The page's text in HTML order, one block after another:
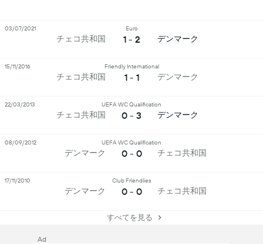
チェコ共和国
Euro
1 - 2 デンマーク
03/07/2021
チェコ共和国
Friendly International
1 - 1 デンマーク
15/11/2016
チェコ共和国
UEFA WC Qualification
0 - 3 デンマーク
22/03/2013
デンマーク
UEFA WC Qualification
0 - 0 チェコ共和国
08/09/2012
デンマーク
Club Friendlies
0 - 0 チェコ共和国
17/11/2010
すべてを見る
Ad